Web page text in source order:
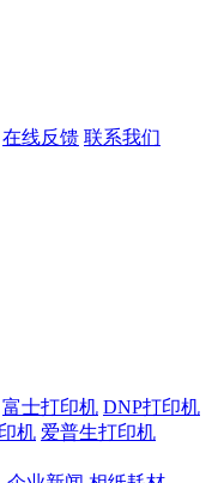
在线反馈 联系我们
富士打印机 DNP打印机
机 爱普生打印机